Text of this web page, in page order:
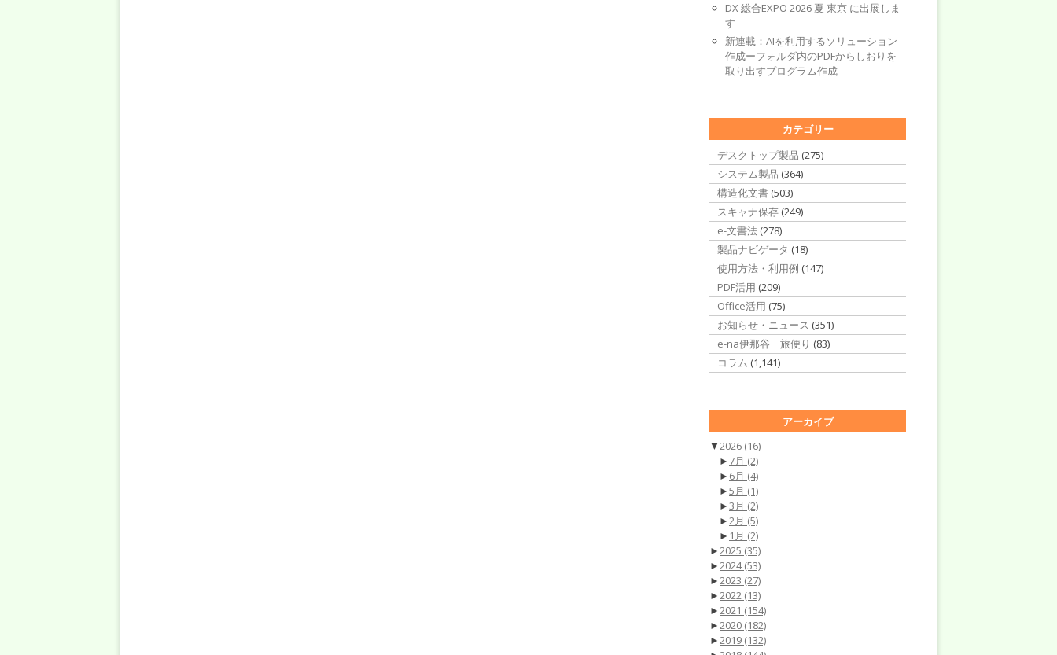
DX 総合EXPO 2026 夏 東京 に出展しま
す
新連載：AIを利用するソリューション
作成ーフォルダ内のPDFからしおりを
取り出すプログラム作成
カテゴリー
デスクトップ製品 (275)
システム製品 (364)
構造化文書 (503)
スキャナ保存 (249)
e-文書法 (278)
製品ナビゲータ (18)
使用方法・利用例 (147)
PDF活用 (209)
Office活用 (75)
お知らせ・ニュース (351)
e-na伊那谷 旅便り (83)
コラム (1,141)
アーカイブ
▼2026 (16)
► 7月 (2)
► 6月 (4)
►5月 (1)
►3月 (2)
►2月 (5)
► 1月 (2)
►2025 (35)
►2024(53)
►2023 (27)
►2022 (13)
►2021 (154)
►2020 (182)
►2019 (132)